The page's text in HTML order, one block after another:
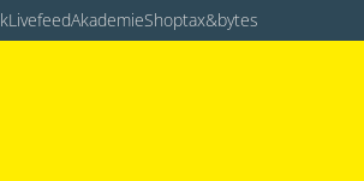
LivefeedAkademieShoptax&bytes